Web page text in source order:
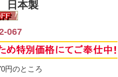
本製
067
円のところ